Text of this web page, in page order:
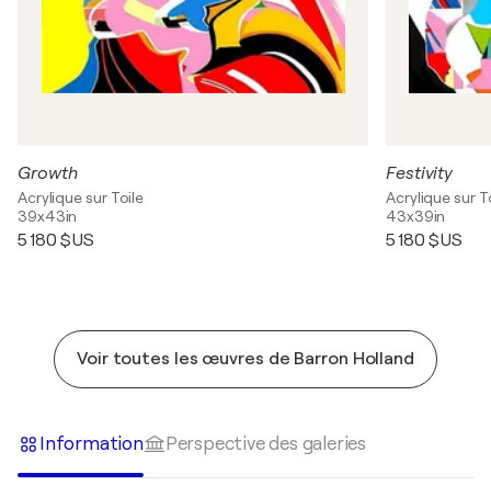
Growth
Acrylique sur Toile
39x43in
5 180 $US
Festivity
Acrylique sur
43x39in
5 180 $US
Voir toutes les œuvres de Barron Holland
Information Perspective des galeries